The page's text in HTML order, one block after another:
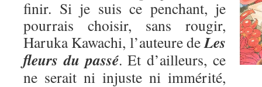
finir. Si je suis ce penchant, je
pourrais choisir, sans rougir,
Haruka Kawachi, l’auteure deLes
fleurs du passé. Et d’ailleurs, ce
ne serait ni injuste ni immérité,